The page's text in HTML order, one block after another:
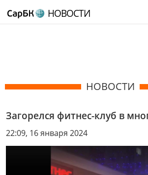
НОВОСТИ
НОВОСТИ
Загорелся фитнес-клуб в
22:09, 16 января 2024